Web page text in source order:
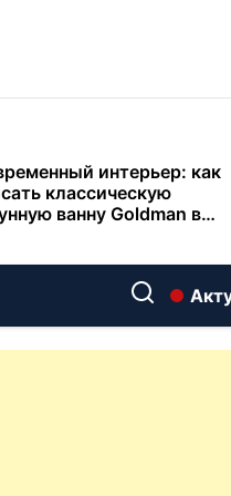
классическую
печи в Астане:
между
и
скважин на воду для
и дачи: что влияет на